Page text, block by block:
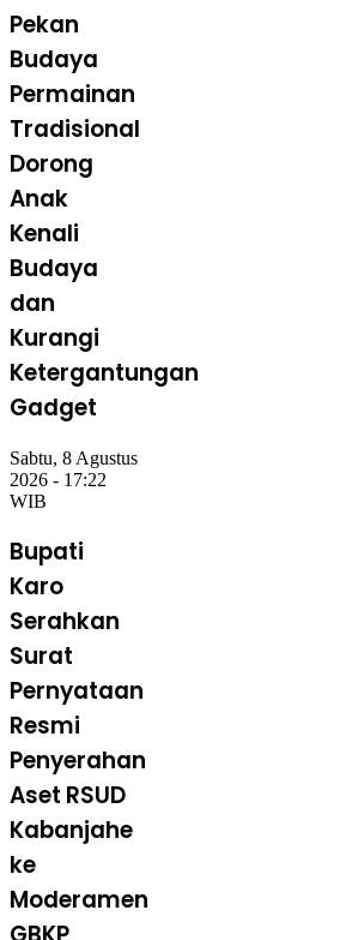
Pekan
Budaya
Permainan
Tradisional
Dorong
Anak
Kenali
Budaya
dan
Kurangi
Ketergantungan
Gadget
Sabtu, 8 Agustus
2026 - 17:22
Bupati
Karo
Serahkan
Surat
Pernyataan
Resmi
Penyerahan
Aset RSUD
Kabanjahe
ke
Moderamen